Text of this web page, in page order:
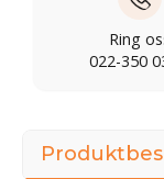
Ring
022-350